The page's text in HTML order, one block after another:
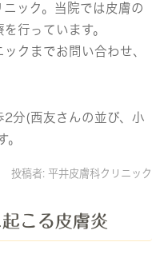
ック。当院では皮膚の
行っています。
クまでお問い合わせ、
2分(西友さんの並び、小
。
投稿者: 平井皮膚科クリニック
こる皮膚炎